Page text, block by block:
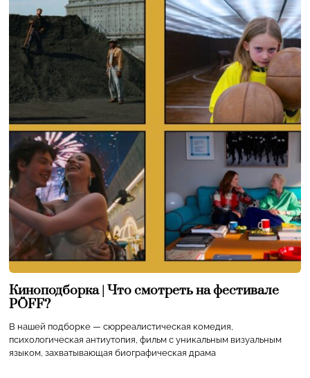
Киноподборка | Что смотреть на фестивале
PÖFF?
В нашей подборке — сюрреалистическая комедия,
психологическая антиутопия, фильм с уникальным визуальным
языком, захватывающая биографическая драма